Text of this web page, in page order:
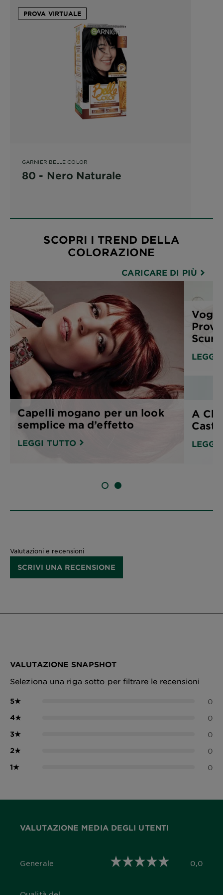
PROVA VIRTUALE
GARNIER BELLE COLOR
80 - Nero Naturale
SCOPRI I TREND DELLA
COLORAZIONE
CARICARE DI PIÙ
Capelli mogano per un look
semplice ma d’effetto
LEGGI TUTTO
Scuro
LEGGI
A
LEGGI
SLIDE 1SLIDE 2
Valutazioni e recensioni
SCRIVI UNA RECENSIONE
VALUTAZIONE SNAPSHOT
Seleziona una riga sotto per filtrare le recensioni
5★ 0
4★ 0
3★ 0
2★ 0
1★ 0
VALUTAZIONE MEDIA DEGLI UTENTI
Generale
0,0 out of 5 stars 0,0